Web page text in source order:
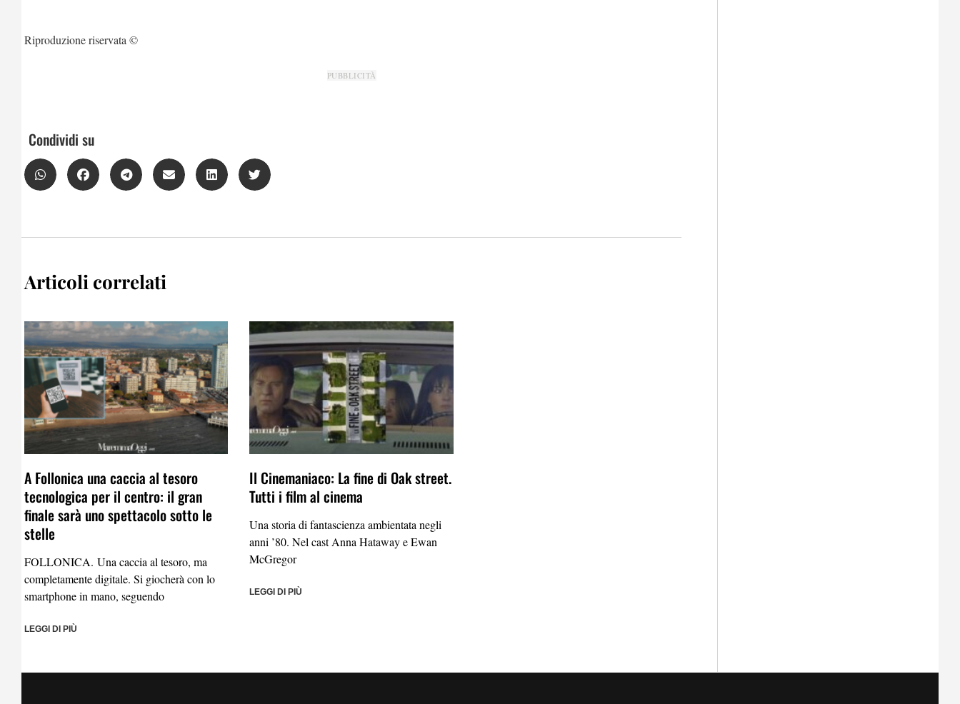
Riproduzione riservata ©
PUBBLICITÀ
Condividi su
Articoli correlati
A Follonica una caccia al tesoro
tecnologica per il centro: il gran
finale sarà uno spettacolo sotto le
stelle
FOLLONICA. Una caccia al tesoro, ma
completamente digitale. Si giocherà con lo
smartphone in mano, seguendo
LEGGI DI PIÙ
Il Cinemaniaco: La fine di Oak street.
Tutti i film al cinema
Una storia di fantascienza ambientata negli
anni ’80. Nel cast Anna Hataway e Ewan
McGregor
LEGGI DI PIÙ